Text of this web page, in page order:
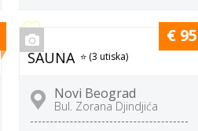
SAUNA ⭐ (3 utiska)
Novi Beograd
Bul. Zorana Djindjića
€ 95